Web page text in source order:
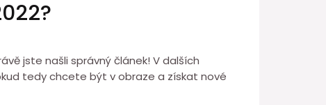
jste našli správný článek! V dalších
tedy chcete být v obraze a získat nové